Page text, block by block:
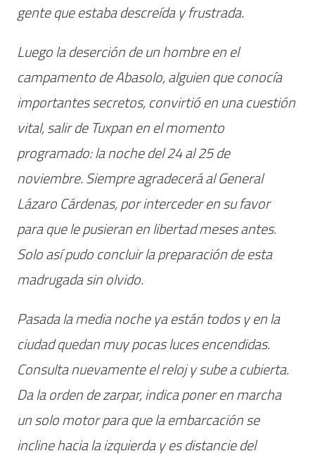
gente que estaba descreída y frustrada.
Luego la deserción de un hombre en el
campamento de Abasolo, alguien que conocía
importantes secretos, convirtió en una cuestión
vital, salir de Tuxpan en el momento
programado: la noche del 24 al 25 de
noviembre. Siempre agradecerá al General
Lázaro Cárdenas, por interceder en su favor
para que le pusieran en libertad meses antes.
Solo así pudo concluir la preparación de esta
madrugada sin olvido.
Pasada la media noche ya están todos y en la
ciudad quedan muy pocas luces encendidas.
Consulta nuevamente el reloj y sube a cubierta.
Da la orden de zarpar, indica poner en marcha
un solo motor para que la embarcación se
incline hacia la izquierda y es distancie del